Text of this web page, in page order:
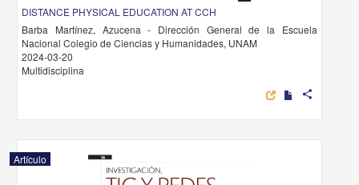
DISTANCE PHYSICAL EDUCATION AT CCH
Barba Martínez, Azucena - Dirección General de la Escuela
Nacional Colegio de Ciencias y Humanidades, UNAM
2024-03-20
Multidisciplina
share
Artículo